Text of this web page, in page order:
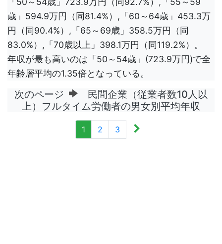
歳」594.9万円（同81.4%）,「60～64歳」453.3万
円（同90.4%）,「65～69歳」358.5万円（同
83.0%）,「70歳以上」398.1万円（同119.2%）。
年収が最も高いのは「50～54歳」(723.9万円)で全
年齢層平均の1.35倍となっている。
次のページ
民間企業（従業者数10人以
上）フルタイム労働者の男女別平均年収
1 2 3